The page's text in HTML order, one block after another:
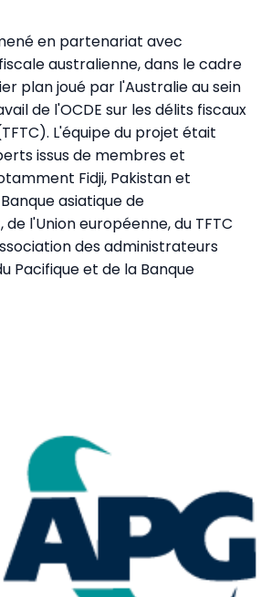
en partenariat avec
australienne, dans le cadre
plan joué par l'Australie au sein
de l'OCDE sur les délits fiscaux
L'équipe du projet était
issus de membres et
Fidji, Pakistan et
asiatique de
l'Union européenne, du TFTC
des administrateurs
Pacifique et de la Banque